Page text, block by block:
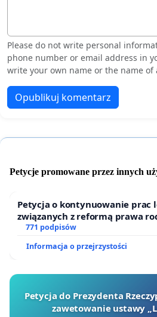
Please do not write personal
phone number or email address in
write your own name or the name of
Opublikuj komentarz
Petycje promowane przez innych
Petycja o kontynuowanie prac
związanych z reformą prawa
771 podpisów
Informacja o przejrzystości
Petycja do Prezydenta
zawetowanie ustawy